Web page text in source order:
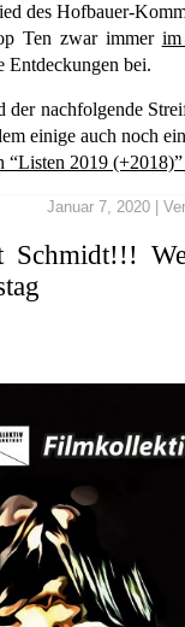
des Hofbauer-
Ten zwar immer
Entdeckungen bei.
der nachfolgende
einige auch noch
“Listen 2019
Januar 7, 2020 |
Schmidt!!!